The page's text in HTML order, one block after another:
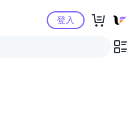
Yahoo購物中心
登入